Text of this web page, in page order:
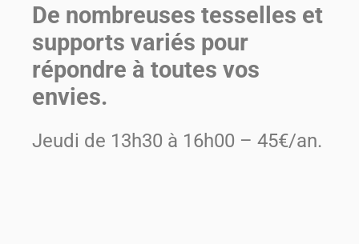
De nombreuses tesselles et
supports variés pour
répondre à toutes vos
envies.
Jeudi de 13h30 à 16h00 – 45€/an.